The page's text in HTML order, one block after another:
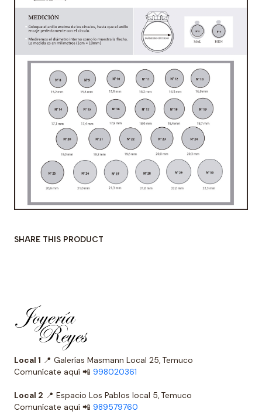
SHARE THIS PRODUCT
Local 1 📍 Galerías Masmann Local 25, Temuco
Comunícate aquí 📲 998020361
Local 2 📍 Espacio Los Pablos local 5, Temuco
Comunícate aquí 📲 989579760